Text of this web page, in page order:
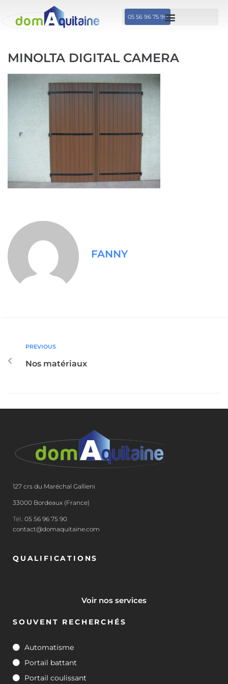
05 56 96 75 90
MINOLTA DIGITAL CAMERA
FANNY
PREVIOUS
Nos matériaux
127 crs du Maréchal Gallieni
33000 Bordeaux (France)
Tél.: 05 56 96 75 90
contact@domaquitaine.com
QUALIFICATIONS
Voir nos services
SOUVENT RECHERCHÉS
Automatisme
Portail battant
Portail coulissant